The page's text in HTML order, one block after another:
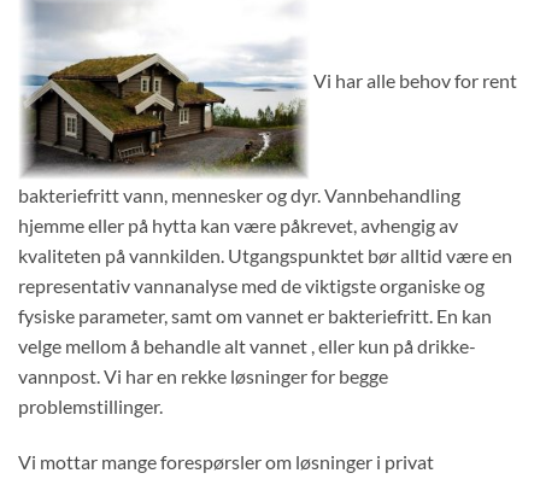
Vi har alle behov for rent
bakteriefritt vann, mennesker og dyr. Vannbehandling
hjemme eller på hytta kan være påkrevet, avhengig av
kvaliteten på vannkilden. Utgangspunktet bør alltid være en
representativ vannanalyse med de viktigste organiske og
fysiske parameter, samt om vannet er bakteriefritt. En kan
velge mellom å behandle alt vannet , eller kun på drikke-
vannpost. Vi har en rekke løsninger for begge
problemstillinger.
Vi mottar mange forespørsler om løsninger i privat